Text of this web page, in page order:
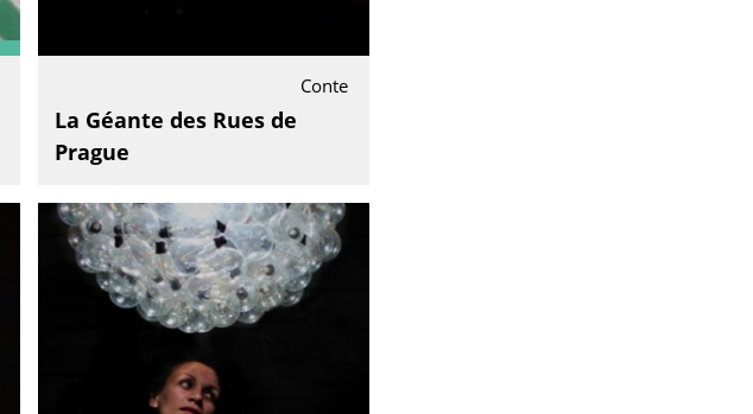
Conte
La Géante des Rues de
Prague